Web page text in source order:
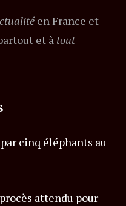
en France et
et à tout
cinq éléphants au
attendu pour